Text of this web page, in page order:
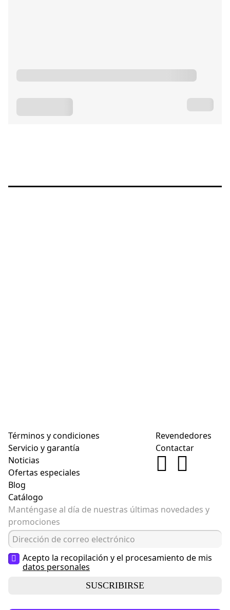
Términos y condiciones
Servicio y garantía
Noticias
Ofertas especiales
Blog
Catálogo
Revendedores
Contactar
Manténgase al día de nuestras últimas novedades y
promociones
Acepto la recopilación y el procesamiento de mis
datos personales
SUSCRIBIRSE